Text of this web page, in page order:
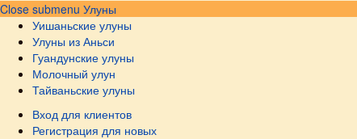
Close submenu Улуны
Уишаньские улуны
Улуны из Аньси
Гуандунские улуны
Молочный улун
Тайваньские улуны
Вход для клиентов
Регистрация для новых